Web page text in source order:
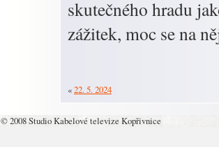
skutečného hradu
zážitek, moc se na
«22. 5. 2024
© 2008 Studio Kabelové televize Kopřivnice